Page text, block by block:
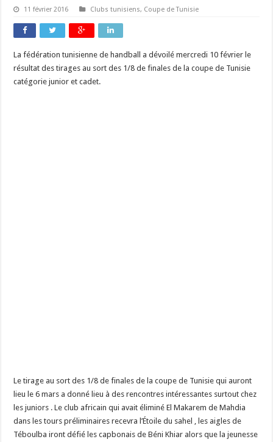
11 février 2016 Clubs tunisiens, Coupe de Tunisie
La fédération tunisienne de handball a dévoilé mercredi 10 février le
résultat des tirages au sort des 1/8 de finales de la coupe de Tunisie
catégorie junior et cadet.
Le tirage au sort des 1/8 de finales de la coupe de Tunisie qui auront
lieu le 6 mars a donné lieu à des rencontres intéressantes surtout chez
les juniors . Le club africain qui avait éliminé El Makarem de Mahdia
dans les tours préliminaires recevra l’Étoile du sahel , les aigles de
Téboulba iront défié les capbonais de Béni Khiar alors que la jeunesse